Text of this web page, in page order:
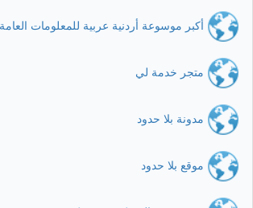
أكبر موسوعة أردنية عربية للمعلومات
متجر خدمة لي
مدونة بلا حدود
موقع بلا حدود